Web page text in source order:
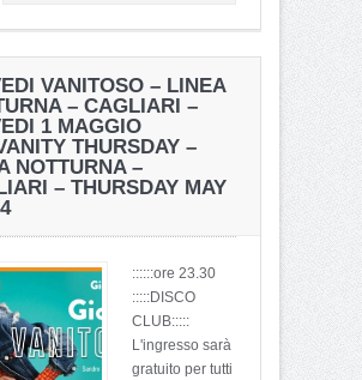
VANITOSO – LINEA
– CAGLIARI –
1 MAGGIO
THURSDAY –
NOTTURNA –
– THURSDAY MAY
::::::ore 23.30
:::::DISCO
CLUB:::::
L'ingresso sarà
gratuito per tutti